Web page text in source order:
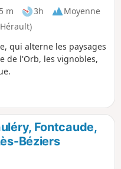
m 3h
Moyenne
qui alterne les paysages
de l'Orb, les vignobles,
Fontcaude,
Béziers